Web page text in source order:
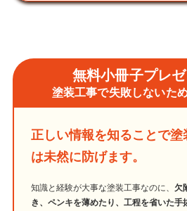
無料小冊子プレゼ
塗装工事で失敗しないた
正しい情報を知ることで
は未然に防げます。
知識と経験が大事な塗装工事なのに、 欠
き、ペンキを薄めたり、工程を省いた手